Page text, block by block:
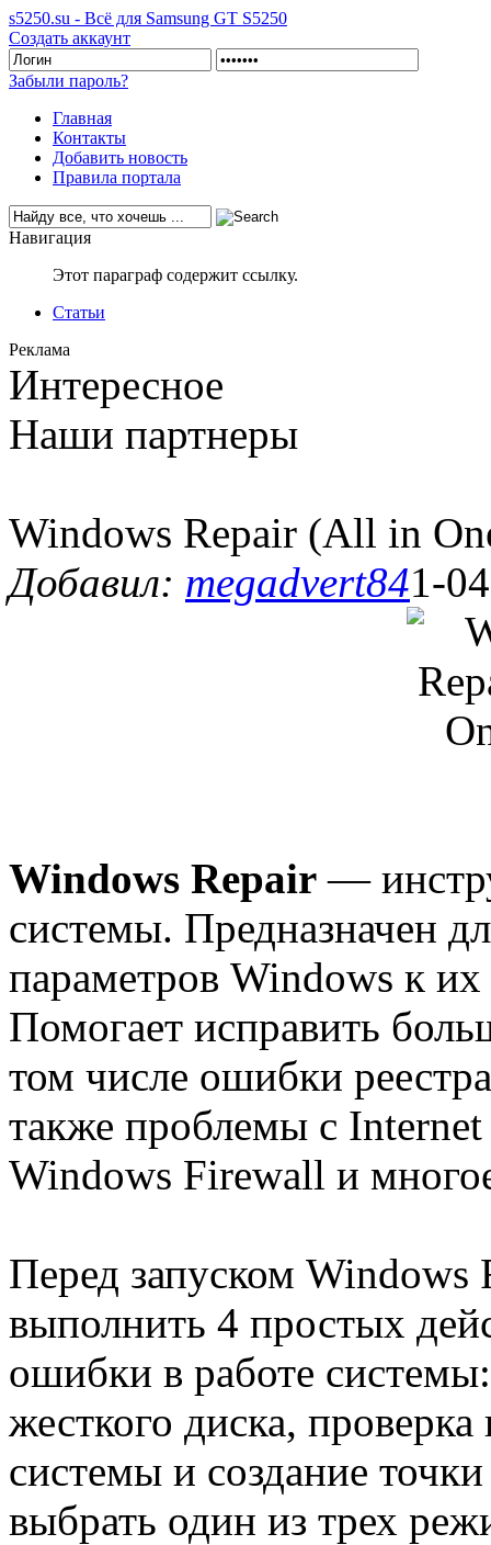
s5250.su - Всё для Samsung GT S5250
Создать аккаунт
Забыли пароль?
Главная
Контакты
Добавить новость
Правила портала
Навигация
Этот параграф содержит ссылку.
Статьи
Реклама
Интересное
Наши партнеры
Windows Repair (All in
Добавил: megadvert841-
Windows Repair —
системы. Предназначен
параметров Windows к
Помогает исправить
том числе ошибки
также проблемы с
Windows Firewall и
Перед запуском Windows
выполнить 4 простых
ошибки в работе
жесткого диска,
системы и создание
выбрать один из трех